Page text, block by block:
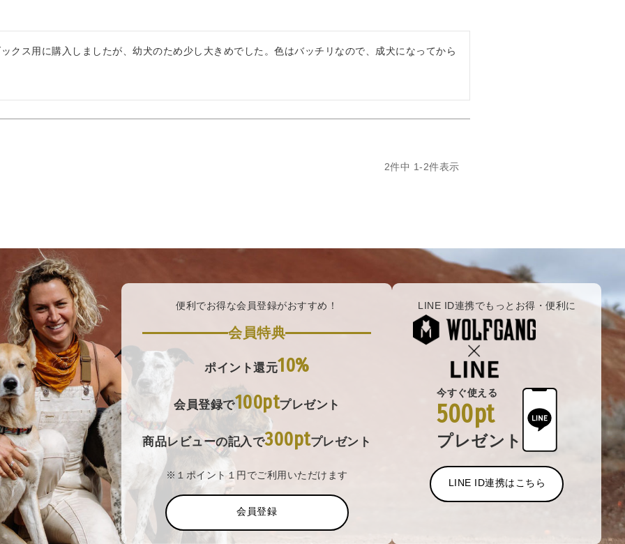
クス用に購入しましたが、幼犬のため少し大きめでした。色はバッチリなので、成犬になってから
2件中 1-2件表示
便利でお得な会員登録がおすすめ！
会員特典
ポイント還元10%
会員登録で100ptプレゼント
商品レビューの記入で300ptプレゼント
※１ポイント１円でご利用いただけます
会員登録
LINE ID連携でもっとお得・便利に
今すぐ使える
500pt
プレゼント
LINE ID連携はこちら